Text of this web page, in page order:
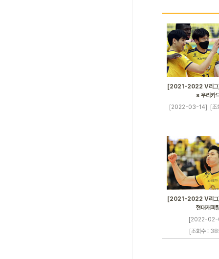
[2021-2022 V리그
s 우리카
[2022-03-14]
[
[2021-2022 V리
현대캐피
[2022-
[조회수 :